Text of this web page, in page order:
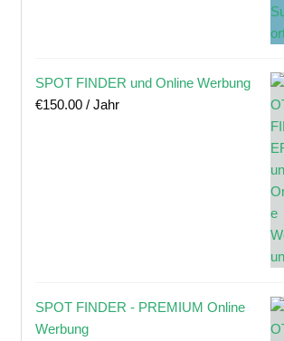
SPOT FINDER und Online Werbung
€150.00 / Jahr
SPOT FINDER - PREMIUM Online
Werbung